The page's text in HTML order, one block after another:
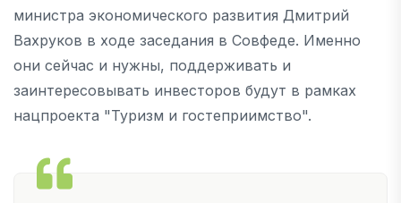
министра экономического развития Дмитрий
Вахруков в ходе заседания в Совфеде. Именно
они сейчас и нужны, поддерживать и
заинтересовывать инвесторов будут в рамках
нацпроекта "Туризм и гостеприимство".